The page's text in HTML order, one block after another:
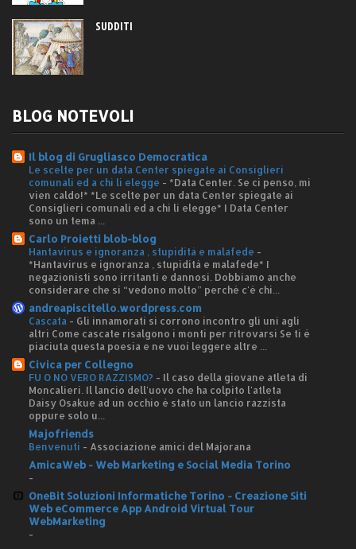
SUDDITI
BLOG NOTEVOLI
Il blog di Grugliasco Democratica
Le scelte per un data Center spiegate ai Consiglieri
comunali ed a chi li elegge - *Data Center. Se ci penso, mi
vien caldo!* *Le scelte per un data Center spiegate ai
Consiglieri comunali ed a chi li elegge* I Data Center
sono un tema ...
Carlo Proietti blob-blog
Hantavirus e ignoranza , stupidità e malafede -
*Hantavirus e ignoranza , stupidità e malafede* I
negazionisti sono irritanti e dannosi. Dobbiamo anche
considerare che si “vedono molto” perché c'è chi...
andreapiscitello.wordpress.com
Cascata - Gli innamorati si corrono incontro gli uni agli
altri Come cascate risalgono i monti per ritrovarsi Se ti è
piaciuta questa poesia e ne vuoi leggere altre ...
Civica per Collegno
FU O NO VERO RAZZISMO? - Il caso della giovane atleta di
Moncalieri. Il lancio dell'uovo che ha colpito l'atleta
Daisy Osakue ad un occhio è stato un lancio razzista
oppure solo u...
Majofriends
Benvenuti - Associazione amici del Majorana
AmicaWeb - Web Marketing e Social Media Torino
-
OneBit Soluzioni Informatiche Torino - Creazione Siti
Web eCommerce App Android Virtual Tour
WebMarketing
-